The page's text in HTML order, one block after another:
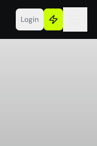
Login